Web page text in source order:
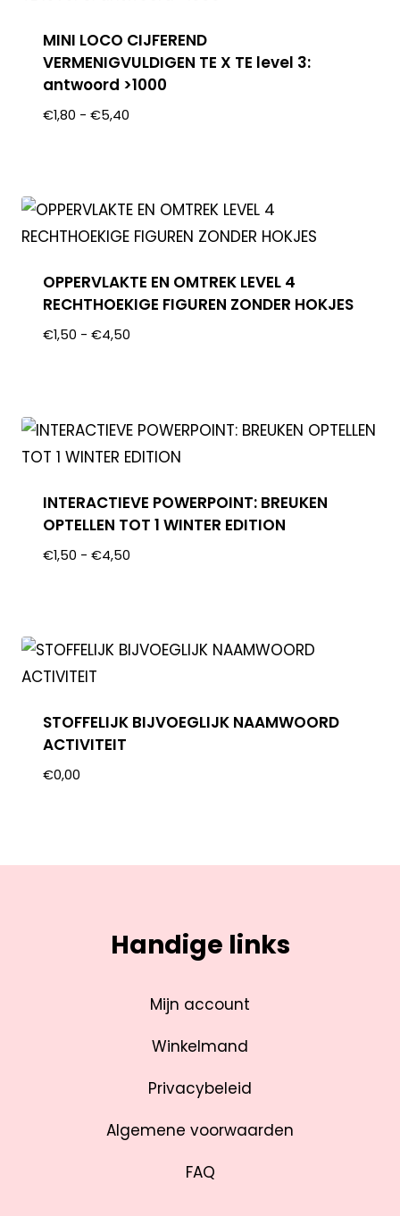
MINI LOCO CIJFEREND
VERMENIGVULDIGEN TE X TE level 3:
antwoord >1000
€1,80 - €5,40
OPPERVLAKTE EN OMTREK LEVEL 4
RECHTHOEKIGE FIGUREN ZONDER HOKJES
€1,50 - €4,50
INTERACTIEVE POWERPOINT: BREUKEN
OPTELLEN TOT 1 WINTER EDITION
€1,50 - €4,50
STOFFELIJK BIJVOEGLIJK NAAMWOORD
ACTIVITEIT
€0,00
Handige links
Mijn account
Winkelmand
Privacybeleid
Algemene voorwaarden
FAQ